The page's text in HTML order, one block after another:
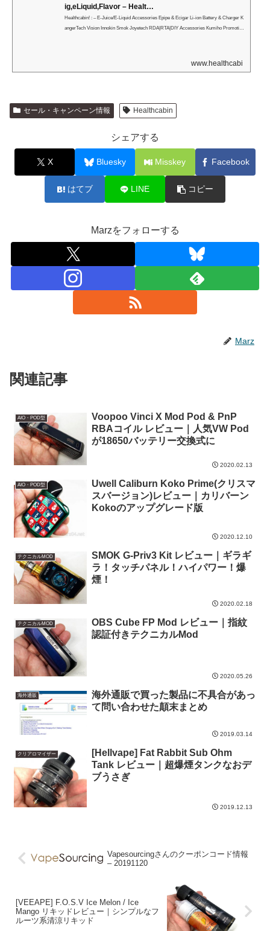
ig,eLiquid,Flavor – Healt…
Healthcabin! : – E-Juice/E-Liquid Accessories Epipe & Ecigar Li-ion Battery & Charger K
angerTech Vision Innokin Smok Joyetech RDA|RTA|DIY Accessories Kumiho Promotion
www.healthcabin.net
セール・キャンペーン情報 Healthcabin
シェアする
X Bluesky Misskey Facebook
はてブ LINE コピー
Marzをフォローする
Marz
関連記事
AIO・POD型
Voopoo Vinci X Mod Pod & PnP
RBAコイル レビュー｜人気VW Pod
が18650バッテリー交換式に
2020.02.13
AIO・POD型
Uwell Caliburn Koko Prime(クリスマ
スバージョン)レビュー｜カリバーン
Kokoのアップグレード版
2020.12.10
テクニカルMOD
SMOK G-Priv3 Kit レビュー｜ギラギ
ラ！タッチパネル！ハイパワー！爆
煙！
2020.02.18
テクニカルMOD
OBS Cube FP Mod レビュー｜指紋
認証付きテクニカルMod
2020.05.26
海外通販
海外通販で買った製品に不具合があっ
て問い合わせた顛末まとめ
2019.03.14
クリアロマイザー
[Hellvape] Fat Rabbit Sub Ohm
Tank レビュー｜超爆煙タンクなおデ
ブうさぎ
2019.12.13
Vapesourcingさんのクーポンコード情報
– 20191120
[VEEAPE] F.O.S.V Ice Melon / Ice
Mango リキッドレビュー｜シンプルなフ
ルーツ系清涼リキッド